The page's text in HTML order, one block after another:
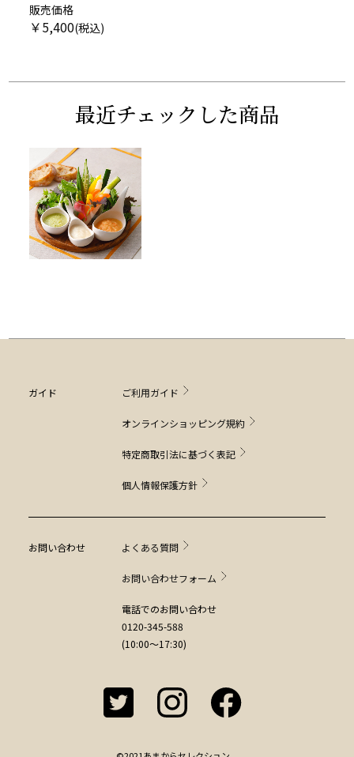
販売価格
￥5,400
最近チェックした商品
ガイド ご利用ガイド
オンラインショッピング規約
特定商取引法に基づく表記
個人情報保護方針
お問い合わせ よくある質問
お問い合わせフォーム
電話でのお問い合わせ
0120-345-588
(10:00～17:30)